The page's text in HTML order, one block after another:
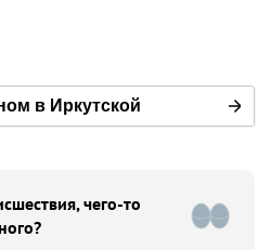
в Иркутской
чего-то